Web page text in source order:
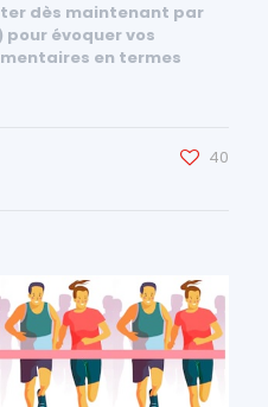
dès maintenant par
pour évoquer vos
en termes
40